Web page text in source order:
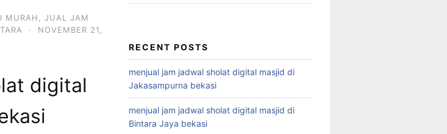
MURAH
JUAL JAM
·
NOVEMBER 21,
digital
RECENT POSTS
menjual jam jadwal sholat digital masjid di
Jakasampurna bekasi
menjual jam jadwal sholat digital masjid di
Bintara Jaya bekasi